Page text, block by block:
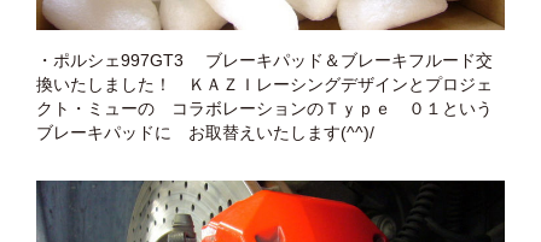
・ポルシェ997GT3 ブレーキパッド＆ブレーキフルード交
換いたしました！ ＫＡＺＩレーシングデザインとプロジェ
クト・ミューの コラボレーションのＴｙｐｅ ０１という
ブレーキパッドに お取替えいたします(^^)/